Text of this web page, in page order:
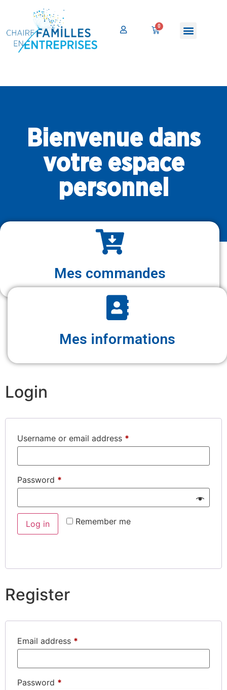
Bienvenue dans
votre espace
personnel
Mes commandes
Mes informations
Login
Username or email address *
Password *
Remember me
Log in
Register
Email address *
Password *